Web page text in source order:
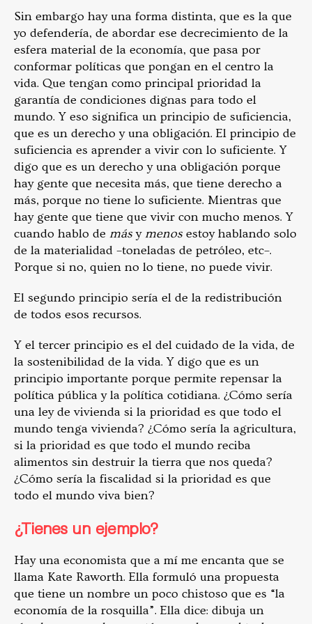
Sin embargo hay una forma distinta, que es la que
yo defendería, de abordar ese decrecimiento de la
esfera material de la economía, que pasa por
conformar políticas que pongan en el centro la
vida. Que tengan como principal prioridad la
garantía de condiciones dignas para todo el
mundo. Y eso significa un principio de suficiencia,
que es un derecho y una obligación. El principio de
suficiencia es aprender a vivir con lo suficiente. Y
digo que es un derecho y una obligación porque
hay gente que necesita más, que tiene derecho a
más, porque no tiene lo suficiente. Mientras que
hay gente que tiene que vivir con mucho menos. Y
cuando hablo de másymenos estoy hablando solo
de la materialidad –toneladas de petróleo, etc–.
Porque si no, quien no lo tiene, no puede vivir.
El segundo principio sería el de la redistribución
de todos esos recursos.
Y el tercer principio es el del cuidado de la vida, de
la sostenibilidad de la vida. Y digo que es un
principio importante porque permite repensar la
política pública y la política cotidiana. ¿Cómo sería
una ley de vivienda si la prioridad es que todo el
mundo tenga vivienda? ¿Cómo sería la agricultura,
si la prioridad es que todo el mundo reciba
alimentos sin destruir la tierra que nos queda?
¿Cómo sería la fiscalidad si la prioridad es que
todo el mundo viva bien?
¿Tienes un ejemplo?
Hay una economista que a mí me encanta que se
llama Kate Raworth. Ella formuló una propuesta
que tiene un nombre un poco chistoso que es “la
economía de la rosquilla”. Ella dice: dibuja un